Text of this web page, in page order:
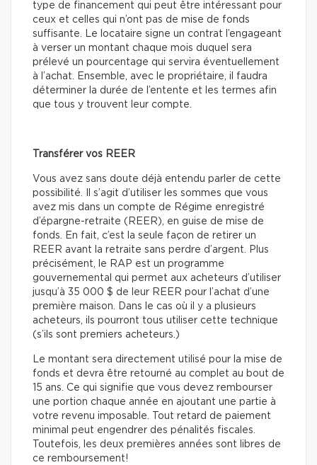
type de financement qui peut être intéressant pour
ceux et celles qui n’ont pas de mise de fonds
suffisante. Le locataire signe un contrat l’engageant
à verser un montant chaque mois duquel sera
prélevé un pourcentage qui servira éventuellement
à l’achat. Ensemble, avec le propriétaire, il faudra
déterminer la durée de l’entente et les termes afin
que tous y trouvent leur compte.
Transférer vos REER
Vous avez sans doute déjà entendu parler de cette
possibilité. Il s’agit d’utiliser les sommes que vous
avez mis dans un compte de Régime enregistré
d’épargne-retraite (REER), en guise de mise de
fonds. En fait, c’est la seule façon de retirer un
REER avant la retraite sans perdre d’argent. Plus
précisément, le RAP est un programme
gouvernemental qui permet aux acheteurs d’utiliser
jusqu’à 35 000 $ de leur REER pour l’achat d’une
première maison. Dans le cas où il y a plusieurs
acheteurs, ils pourront tous utiliser cette technique
(s’ils sont premiers acheteurs.)
Le montant sera directement utilisé pour la mise de
fonds et devra être retourné au complet au bout de
15 ans. Ce qui signifie que vous devez rembourser
une portion chaque année en ajoutant une partie à
votre revenu imposable. Tout retard de paiement
minimal peut engendrer des pénalités fiscales.
Toutefois, les deux premières années sont libres de
ce remboursement!